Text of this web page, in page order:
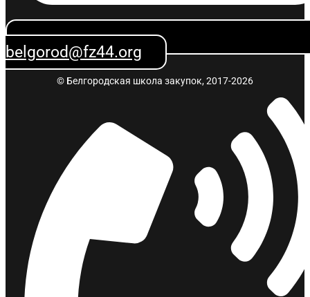
belgorod@fz44.org
© Белгородская школа закупок, 2017-2026